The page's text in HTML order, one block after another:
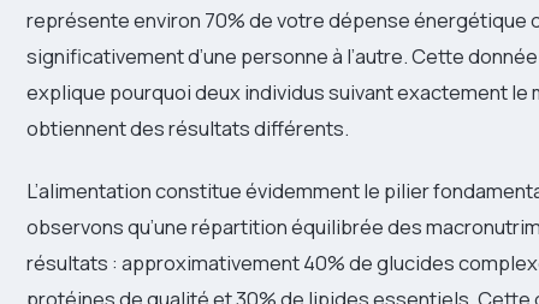
représente environ 70% de votre dépense énergétique
significativement d’une personne à l’autre. Cette
explique pourquoi deux individus suivant exactement le
obtiennent des résultats différents.
L’alimentation constitue évidemment le pilier
observons qu’une répartition équilibrée des
résultats : approximativement 40% de glucides